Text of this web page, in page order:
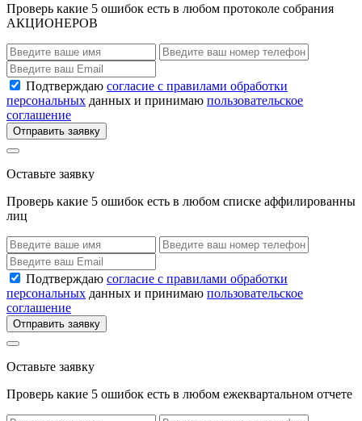
Проверь какие 5 ошибок есть в любом протоколе собрания
АКЦИОНЕРОВ
Подтверждаю согласие с правилами обработки
персональных данных и принимаю пользовательское
соглашение
Отправить заявку
Оставьте заявку
Проверь какие 5 ошибок есть в любом списке аффилированны
лиц
Подтверждаю согласие с правилами обработки
персональных данных и принимаю пользовательское
соглашение
Отправить заявку
Оставьте заявку
Проверь какие 5 ошибок есть в любом ежеквартальном отчете